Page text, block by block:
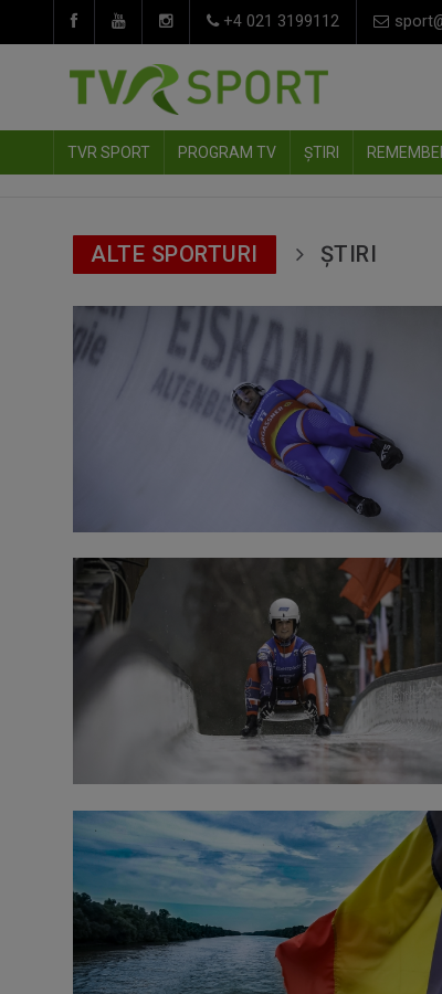
+4 021 3199112
TVR SPORT PROGRAM TV ȘTIRI
ALTE SPORTURI ȘTIRI